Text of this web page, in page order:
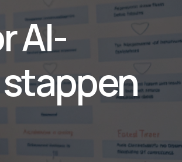
Matrix
alle pakketten en mogelijkheden
documenten verzamelen en facturen
& klant dashboard.
AI-